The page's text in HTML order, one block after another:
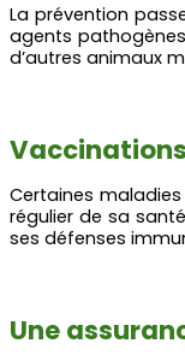
La prévention
agents
d’autres animaux
Certaines
régulier de sa
ses défenses
Une